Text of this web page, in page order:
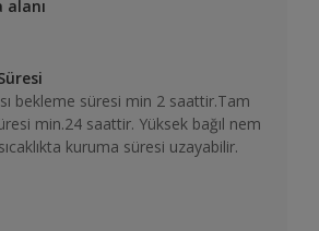
alanı
bekleme süresi min 2 saattir.Tam
min.24 saattir. Yüksek bağıl nem
kuruma süresi uzayabilir.